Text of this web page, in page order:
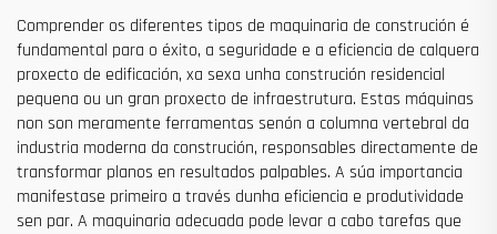
Comprender os diferentes tipos de maquinaria de construción é
fundamental para o éxito, a seguridade e a eficiencia de calquera
proxecto de edificación, xa sexa unha construción residencial
pequena ou un gran proxecto de infraestrutura. Estas máquinas
non son meramente ferramentas senón a columna vertebral da
industria moderna da construción, responsables directamente de
transformar planos en resultados palpables. A súa importancia
manifestase primeiro a través dunha eficiencia e produtividade
sen par. A maquinaria adecuada pode levar a cabo tarefas que